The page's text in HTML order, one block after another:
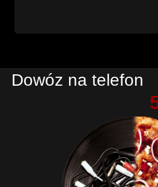
Dowóz na telefon